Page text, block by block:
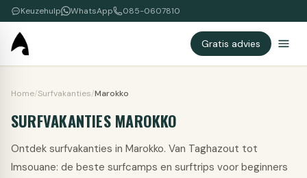
Keuzehulp WhatsApp 085-0607810
Gratis advies
Home/Surfvakanties/Marokko
SURFVAKANTIES MAROKKO
Ontdek surfvakanties in Marokko. Van Taghazout tot
Imsouane: de beste surfcamps en surftrips voor beginners